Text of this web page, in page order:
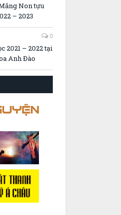
Non tựu
– 2023
0
2021 – 2022 tại
Anh Đào